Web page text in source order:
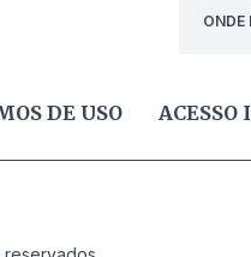
ONDE
DE USO ACESSO